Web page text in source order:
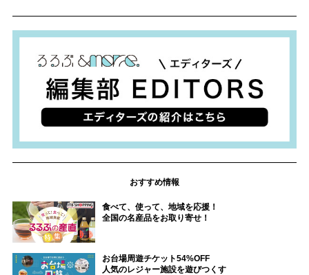
おすすめ情報
食べて、使って、地域を応援！
全国の名産品をお取り寄せ！
お台場周遊チケット54%OFF
人気のレジャー施設を遊びつくす